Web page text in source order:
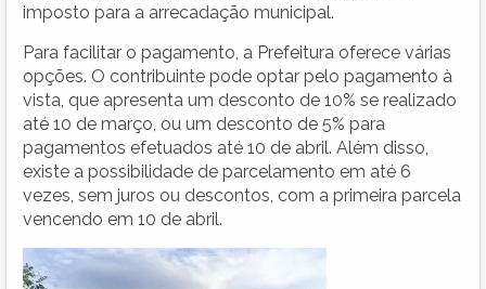
imposto para a arrecadação municipal.
Para facilitar o pagamento, a Prefeitura oferece várias
opções. O contribuinte pode optar pelo pagamento à
vista, que apresenta um desconto de 10% se realizado
até 10 de março, ou um desconto de 5% para
pagamentos efetuados até 10 de abril. Além disso,
existe a possibilidade de parcelamento em até 6
vezes, sem juros ou descontos, com a primeira parcela
vencendo em 10 de abril.